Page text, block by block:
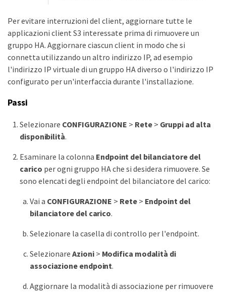
Per evitare interruzioni del client, aggiornare tutte le
applicazioni client S3 interessate prima di rimuovere un
gruppo HA. Aggiornare ciascun client in modo che si
connetta utilizzando un altro indirizzo IP, ad esempio
l'indirizzo IP virtuale di un gruppo HA diverso o l'indirizzo IP
configurato per un'interfaccia durante l'installazione.
Passi
Selezionare CONFIGURAZIONE > Rete> Gruppi ad alta
disponibilità.
Esaminare la colonna Endpoint del bilanciatore del
carico per ogni gruppo HA che si desidera rimuovere. Se
sono elencati degli endpoint del bilanciatore del carico:
Vai a CONFIGURAZIONE > Rete> Endpoint del
bilanciatore del carico.
Selezionare la casella di controllo per l'endpoint.
Selezionare Azioni> Modifica modalità di
associazione endpoint.
Aggiornare la modalità di associazione per rimuovere